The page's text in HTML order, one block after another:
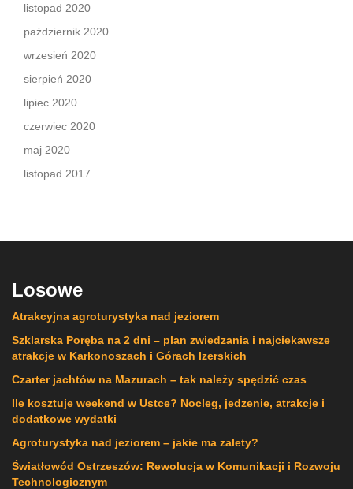
listopad 2020
październik 2020
wrzesień 2020
sierpień 2020
lipiec 2020
czerwiec 2020
maj 2020
listopad 2017
Losowe
Atrakcyjna agroturystyka nad jeziorem
Szklarska Poręba na 2 dni – plan zwiedzania i najciekawsze
atrakcje w Karkonoszach i Górach Izerskich
Czarter jachtów na Mazurach – tak należy spędzić czas
Ile kosztuje weekend w Ustce? Nocleg, jedzenie, atrakcje i
dodatkowe wydatki
Agroturystyka nad jeziorem – jakie ma zalety?
Światłowód Ostrzeszów: Rewolucja w Komunikacji i Rozwoju
Technologicznym